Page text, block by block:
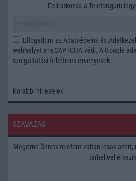
Feliratkozás a Telefonguru
Elfogadom az Adatvédelmi és
webhelyet a reCAPTCHA védi. A Google
szolgáltatási feltételek érvényesek.
Korábbi hírlevelek
SZAVAZÁS
Megérné Önnek telefont váltani csak
tárhellyel